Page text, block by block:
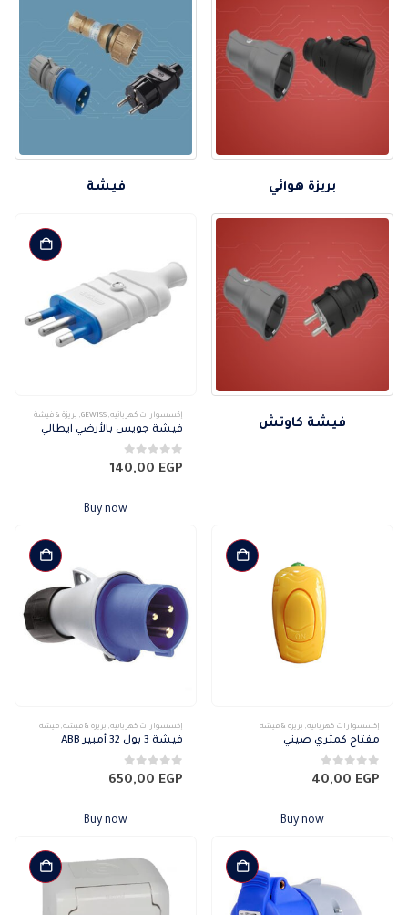
بريزة هوائي فيشة
فيشة كاوتش
إكسسوارات كهربائيه,
GEWISS
, بريزة & فيشة
فيشة جويس بالأرضي ايطالي
0من 5 140,00 EGP
Buy now
إكسسوارات كهربائيه, بريزة & فيشة
مفتاح كمثري صيني
0من 5 40,00 EGP
Buy now
إكسسوارات كهربائيه, بريزة & فيشة, فيشة
فيشة 3 بول 32 أمبير ABB
0من 5 650,00 EGP
Buy now